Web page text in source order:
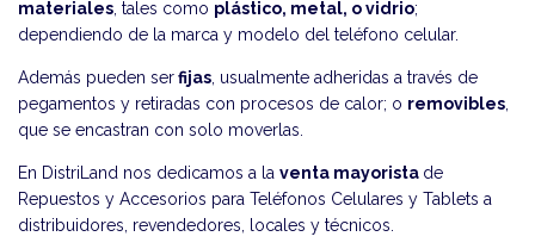
materiales , tales como plástico, metal, o vidrio;
dependiendo de la marca y modelo del teléfono celular.
Además pueden serfijas , usualmente adheridas a través de
pegamentos y retiradas con procesos de calor; o removibles
que se encastran con solo moverlas.
En DistriLand nos dedicamos a la venta mayorista de
Repuestos y Accesorios para Teléfonos Celulares y Tablets a
distribuidores, revendedores, locales y técnicos.